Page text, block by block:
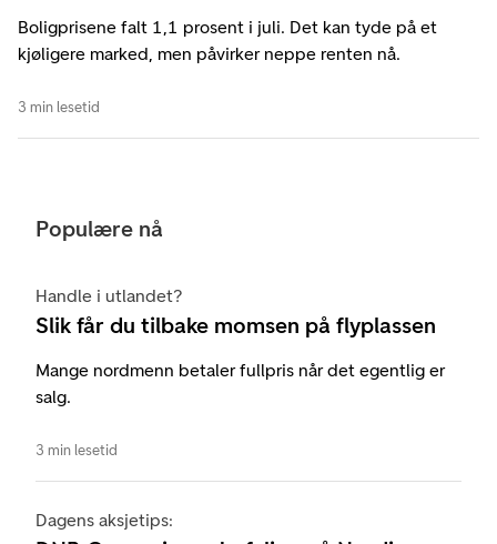
Boligprisene falt 1,1 prosent i juli. Det kan tyde på et
kjøligere marked, men påvirker neppe renten nå.
3 min lesetid
Populære nå
Handle i utlandet?
Slik får du tilbake momsen på flyplassen
Mange nordmenn betaler fullpris når det egentlig er
salg.
3 min lesetid
Dagens aksjetips: